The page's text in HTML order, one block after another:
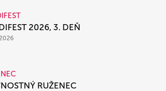
2026, 3. DEŇ
RUŽENEC